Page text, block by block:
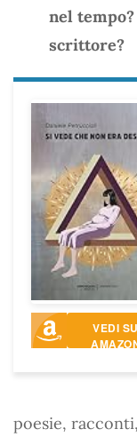
nel
scrittore?
VEDI SU
poesie,